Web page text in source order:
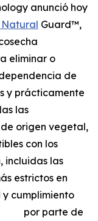
anunció hoy
Natural Guard™,
eliminar o
de
y prácticamente
las
origen vegetal,
con los
incluidas las
estrictos en
cumplimiento
por parte de